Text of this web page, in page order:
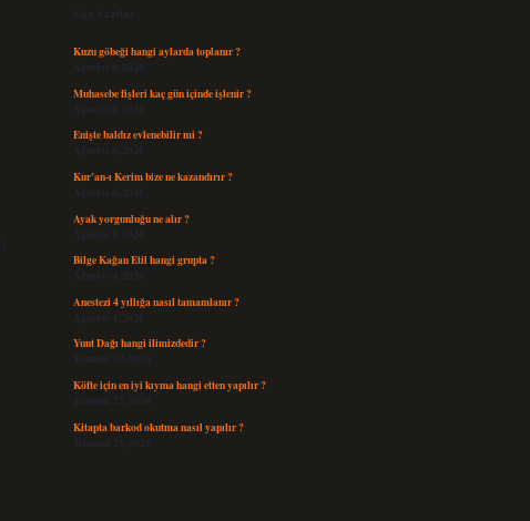
Son Yazılar
Kuzu göbeği hangi aylarda toplanır ?
Ağustos 8, 2026
Muhasebe fişleri kaç gün içinde işlenir ?
Ağustos 8, 2026
Enişte baldız evlenebilir mi ?
Ağustos 6, 2026
Kur’an-ı Kerim bize ne kazandırır ?
Ağustos 6, 2026
Ayak yorgunluğu ne alır ?
Ağustos 5, 2026
Bilge Kağan Etil hangi grupta ?
Ağustos 4, 2026
Anestezi 4 yıllığa nasıl tamamlanır ?
Ağustos 4, 2026
Yunt Dağı hangi ilimizdedir ?
Temmuz 29, 2026
Köfte için en iyi kıyma hangi etten yapılır ?
Temmuz 27, 2026
Kitapta barkod okutma nasıl yapılır ?
Temmuz 25, 2026